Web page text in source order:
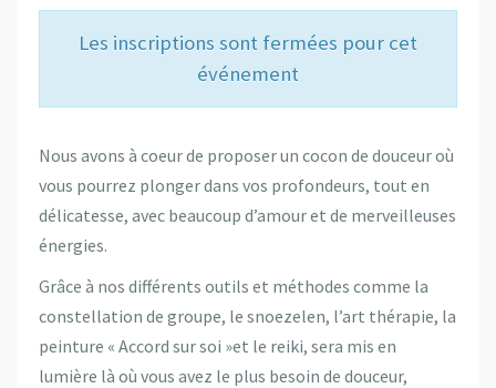
Les inscriptions sont fermées pour cet
événement
Nous avons à coeur de proposer un cocon de douceur où
vous pourrez plonger dans vos profondeurs, tout en
délicatesse, avec beaucoup d’amour et de merveilleuses
énergies.
Grâce à nos différents outils et méthodes comme la
constellation de groupe, le snoezelen, l’art thérapie, la
peinture « Accord sur soi »et le reiki, sera mis en
lumière là où vous avez le plus besoin de douceur,